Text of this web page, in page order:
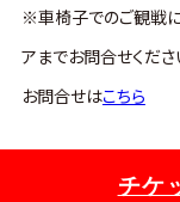
※車椅子でのご観戦に
アまでお問合せくださ
お問合せはこちら
チケ